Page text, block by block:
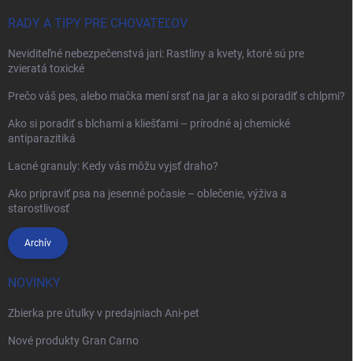
RADY A TIPY PRE CHOVATEĽOV
Neviditeľné nebezpečenstvá jari: Rastliny a kvety, ktoré sú pre
zvieratá toxické
Prečo váš pes, alebo mačka mení srsť na jar a ako si poradiť s chlpmi?
Ako si poradiť s blchami a kliešťami – prírodné aj chemické
antiparazitiká
Lacné granuly: Kedy vás môžu vyjsť draho?
Ako pripraviť psa na jesenné počasie – oblečenie, výživa a
starostlivosť
Archív
NOVINKY
Zbierka pre útulky v predajniach Ani-pet
Nové produkty Gran Carno